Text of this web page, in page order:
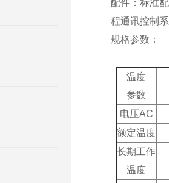
配件： 标准
程通讯控制
规格参数：
温度
参数
电压AC
额定温度
长期工作
温度